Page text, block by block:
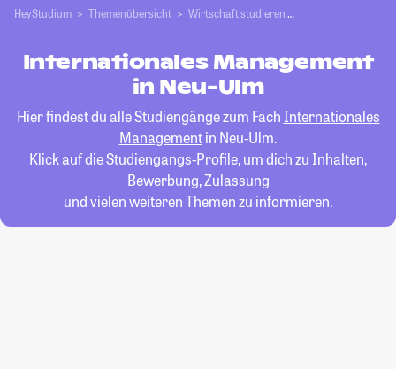
HeyStudium Themenübersicht Wirtschaft studieren
Internationales Management
in Neu-Ulm
Hier findest du alle Studiengänge zum Fach Internationales
Managementin Neu-Ulm.
Klick auf die Studiengangs-Profile, um dich zu Inhalten,
Bewerbung, Zulassung
und vielen weiteren Themen zu informieren.